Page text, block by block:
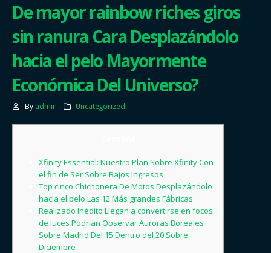
De mayor rainbow riches giros
sin ranura Cara Desplazándolo
hacia el pelo Mayormente
Económica Del Universo?
By admin Uncategorized
Xfinity Essential: Nuestro Plan Sobre Xfinity Con
el fin de Ser Sobre Bajos Ingresos
Top cinco Chichonera De Motos Desplazándolo
hacia el pelo Las 12 Más grandes Fábricas
Realizado Inédito Llegan a convertirse en focos
de luces Podrían Observar Auroras Boreales
Sobre Madrid Del 15 Dentro del 20 Sobre
Diciembre